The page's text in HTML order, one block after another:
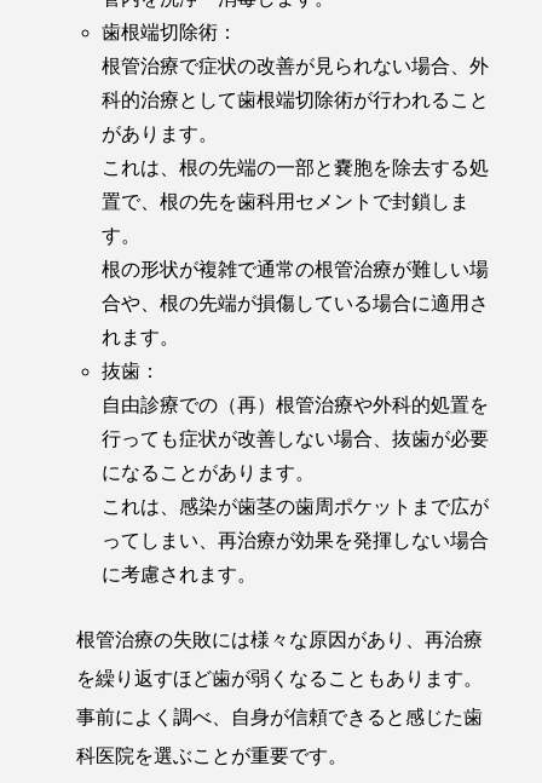
歯根端切除術：
根管治療で症状の改善が見られない場合、外
科的治療として歯根端切除術が行われること
があります。
これは、根の先端の一部と嚢胞を除去する処
置で、根の先を歯科用セメントで封鎖しま
す。
根の形状が複雑で通常の根管治療が難しい場
合や、根の先端が損傷している場合に適用さ
れます。
抜歯：
自由診療での（再）根管治療や外科的処置を
行っても症状が改善しない場合、抜歯が必要
になることがあります。
これは、感染が歯茎の歯周ポケットまで広が
ってしまい、再治療が効果を発揮しない場合
に考慮されます。
根管治療の失敗には様々な原因があり、再治療
を繰り返すほど歯が弱くなることもあります。
事前によく調べ、自身が信頼できると感じた歯
科医院を選ぶことが重要です。